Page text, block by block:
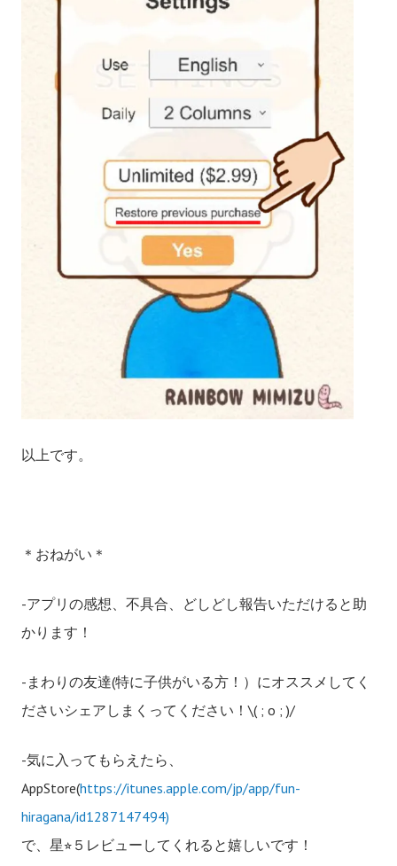
以上です。
＊おねがい＊
-アプリの感想、不具合、どしどし報告いただけると助
かります！
-まわりの友達(特に子供がいる方！）にオススメしてく
ださいシェアしまくってください！\( ; o ; )/
-気に入ってもらえたら、
AppStore(https://itunes.apple.com/jp/app/fun-
hiragana/id1287147494)
で、星⭐︎５レビューしてくれると嬉しいです！